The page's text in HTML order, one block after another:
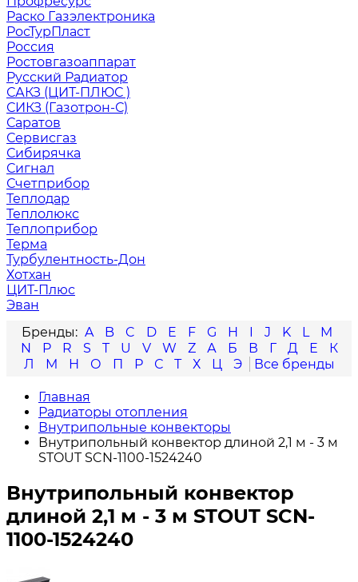
Раско Газэлектроника
РосТурПласт
Россия
Ростовгазоаппарат
Русский Радиатор
САКЗ (ЦИТ-ПЛЮС )
СИКЗ (Газотрон-С)
Саратов
Сервисгаз
Сибирячка
Сигнал
Счетприбор
Теплодар
Теплолюкс
Теплоприбор
Терма
Турбулентность-Дон
Хотхан
ЦИТ-Плюс
Эван
A
B C D E F G H I J K L
M
N
P R S T U V W Z А Б В Г Д Е
К
Л
М Н О П Р С Т Х Ц Э
Главная
Радиаторы отопления
Внутрипольные конвекторы
Внутрипольный конвектор длиной 2,1 м - 3 м
STOUT SCN-1100-1524240
Внутрипольный конвектор
длиной 2,1 м - 3 м STOUT SCN-
1100-1524240